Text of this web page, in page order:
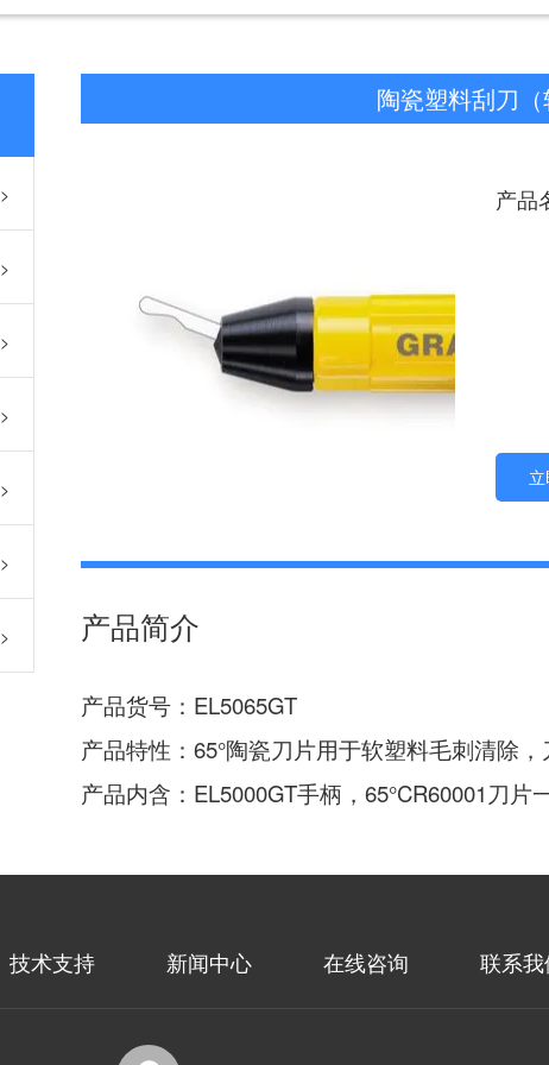
>
>
>
>
>
>
>
陶瓷塑料刮刀（
产品
产品简介
产品货号：EL5065GT
产品特性：65°陶瓷刀片用于软塑料毛刺清除，
产品内含：EL5000GT手柄，65°CR60001刀片一
技术支持 新闻中心 在线咨询 联系我